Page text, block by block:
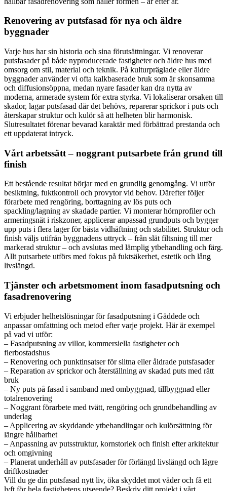
Renovering av putsfasad för nya och äldre
byggnader
Varje hus har sin historia och sina förutsättningar. Vi renoverar
putsfasader på både nyproducerade fastigheter och äldre hus med
omsorg om stil, material och teknik. På kulturpräglade eller äldre
byggnader använder vi ofta kalkbaserade bruk som är skonsamma
och diffusionsöppna, medan nyare fasader kan dra nytta av
moderna, armerade system för extra styrka. Vi lokaliserar orsaken till
skador, lagar putsfasad där det behövs, reparerar sprickor i puts och
återskapar struktur och kulör så att helheten blir harmonisk.
Slutresultatet förenar bevarad karaktär med förbättrad prestanda och
ett uppdaterat intryck.
Vårt arbetssätt – noggrant putsarbete från grund till
finish
Ett bestående resultat börjar med en grundlig genomgång. Vi utför
besiktning, fuktkontroll och provytor vid behov. Därefter följer
förarbete med rengöring, borttagning av lös puts och
spackling/lagning av skadade partier. Vi monterar hörnprofiler och
armeringsnät i riskzoner, applicerar anpassad grundputs och bygger
upp puts i flera lager för bästa vidhäftning och stabilitet. Struktur och
finish väljs utifrån byggnadens uttryck – från slät filtsning till mer
markerad struktur – och avslutas med lämplig ytbehandling och färg.
Allt putsarbete utförs med fokus på fuktsäkerhet, estetik och lång
livslängd.
Tjänster och arbetsmoment inom fasadputsning och
fasadrenovering
Vi erbjuder helhetslösningar för fasadputsning i Gäddede och
anpassar omfattning och metod efter varje projekt. Här är exempel
på vad vi utför:
– Fasadputsning av villor, kommersiella fastigheter och
flerbostadshus
– Renovering och punktinsatser för slitna eller åldrade putsfasader
– Reparation av sprickor och återställning av skadad puts med rätt
bruk
– Ny puts på fasad i samband med ombyggnad, tillbyggnad eller
totalrenovering
– Noggrant förarbete med tvätt, rengöring och grundbehandling av
underlag
– Applicering av skyddande ytbehandlingar och kulörsättning för
längre hållbarhet
– Anpassning av putsstruktur, kornstorlek och finish efter arkitektur
och omgivning
– Planerat underhåll av putsfasader för förlängd livslängd och lägre
driftkostnader
Vill du ge din putsfasad nytt liv, öka skyddet mot väder och få ett
lyft för hela fastighetens utseende? Beskriv ditt projekt i vårt